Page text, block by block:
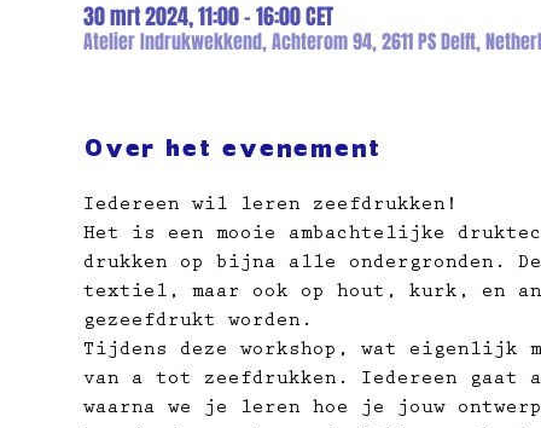
30 mrt 2024, 11:00 – 16:00 CET
Atelier Indrukwekkend, Achterom 94, 2611 PS Delft,
Over het evenement
Iedereen wil leren zeefdrukken!
Het is een mooie ambachtelijke
drukken op bijna alle ondergronden.
textiel, maar ook op hout, kurk, en
gezeefdrukt worden.
Tijdens deze workshop, wat
van a tot zeefdrukken. Iedereen gaat
waarna we je leren hoe je jouw